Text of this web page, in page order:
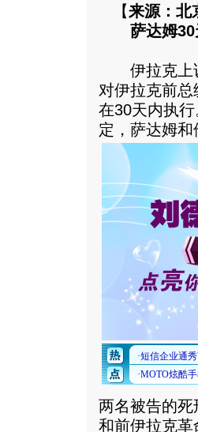
【来源：北
萨达姆
伊拉克上诉
对伊拉克前
在30天内执
定，萨达姆
两名被告的死
和前伊拉克革